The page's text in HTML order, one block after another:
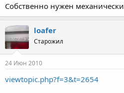
ы
л
а
Собственно нужен
loafer
Старожил
24 Июн 2010
viewtopic.php?f=3&t=2654